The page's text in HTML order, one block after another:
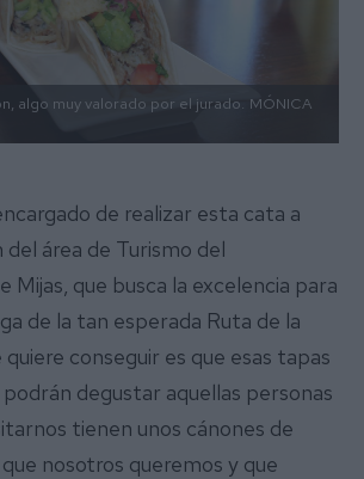
algo muy valorado por el jurado. MÓNICA
de realizar esta cata a
del área de Turismo del
Mijas, que busca la excelencia para
de la tan esperada Ruta de la
quiere conseguir es que esas tapas
degustar aquellas personas
tienen unos cánones de
nosotros queremos y que